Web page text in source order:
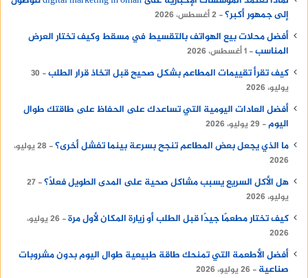
إلى جمهور أكبر؟ 2 أغسطس، 2026
أفضل محلات بيع الهواتف بالتقسيط في مسقط وكيف تختار العرض
المناسب 1 أغسطس، 2026
كيف تقرأ تقييمات المطاعم بشكل صحيح قبل اتخاذ قرار الطلب
30
يوليو، 2026
أفضل العادات اليومية التي تساعدك على الحفاظ على طاقتك طوال
اليوم
29 يوليو، 2026
ما الذي يجعل بعض المطاعم تنجح بسرعة بينما تفشل أخرى؟
28 يوليو،
2026
هل الأكل السريع يسبب مشاكل صحية على المدى الطويل فعلًا؟ 27
يوليو، 2026
كيف تختار مطعمًا جيدًا قبل الطلب أو زيارة المكان لأول مرة
26 يوليو،
2026
أفضل الأطعمة التي تمنحك طاقة طبيعية طوال اليوم بدون مشروبات
صناعية
26 يوليو، 2026